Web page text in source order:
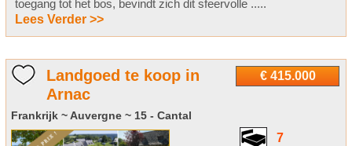
toegang tot het bos, bevindt zich dit sfeervolle .....
Lees Verder >>
€ 415.000
Landgoed te koop in
Arnac
Frankrijk ~ Auvergne ~ 15 - Cantal
7